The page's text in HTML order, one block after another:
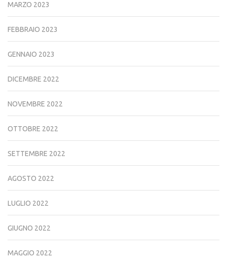
MARZO 2023
FEBBRAIO 2023
GENNAIO 2023
DICEMBRE 2022
NOVEMBRE 2022
OTTOBRE 2022
SETTEMBRE 2022
AGOSTO 2022
LUGLIO 2022
GIUGNO 2022
MAGGIO 2022